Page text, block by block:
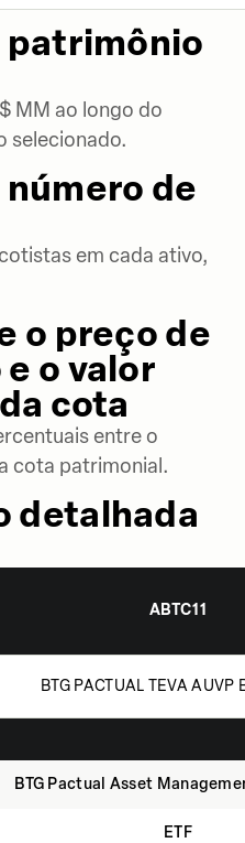
patrimônio
MM ao longo do
selecionado.
de
em cada ativo,
o preço de
o valor
cota
entre o
cota patrimonial.
detalhada
ABTC11
BTG PACTUAL TEVA AUVP
BTG Pactual Asset
ETF